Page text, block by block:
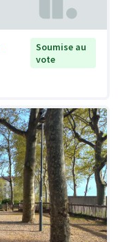
Soumise au
vote